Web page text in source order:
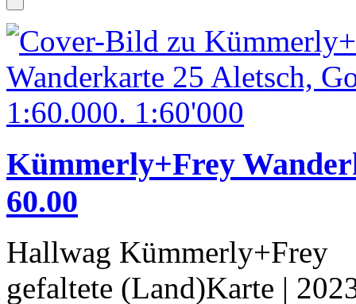
Kümmerly+Frey
60.00
Hallwag Kümmerly+Frey
gefaltete (Land)Karte |